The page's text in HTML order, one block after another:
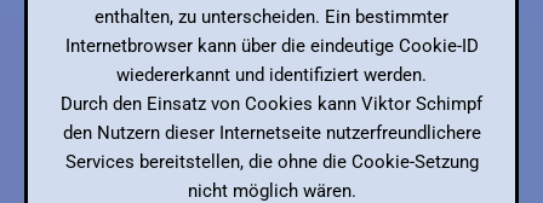
enthalten, zu unterscheiden. Ein bestimmter
Internetbrowser kann über die eindeutige Cookie-ID
wiedererkannt und identifiziert werden.
Durch den Einsatz von Cookies kann Viktor Schimpf
den Nutzern dieser Internetseite nutzerfreundlichere
Services bereitstellen, die ohne die Cookie-Setzung
nicht möglich wären.